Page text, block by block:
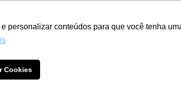
personalizar conteúdos para que você tenha
Cookies